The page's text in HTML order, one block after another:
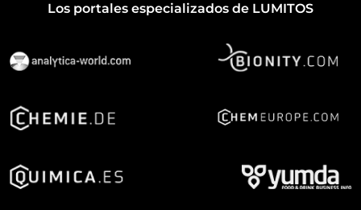
Los portales especializados de LUMITOS